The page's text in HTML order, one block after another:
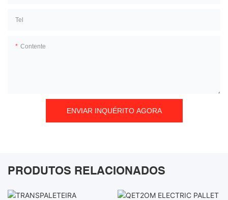
Tel
Contente
ENVIAR INQUÉRITO AGORA
PRODUTOS RELACIONADOS